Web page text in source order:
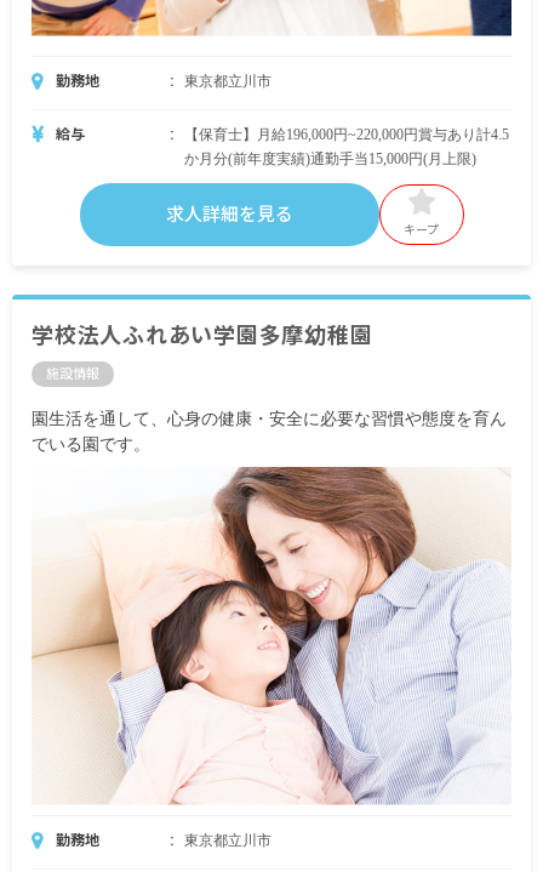
勤務地 東京都立川市
給与
【保育士】月給196,000円~220,000円賞与あり計4.5
か月分(前年度実績)通勤手当15,000円(月上限)
求人詳細を見る
キープ
学校法人ふれあい学園多摩幼稚園
施設情報
園生活を通して、心身の健康・安全に必要な習慣や態度を育ん
でいる園です。
勤務地 東京都立川市